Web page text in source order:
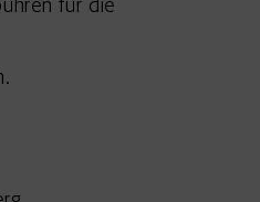
für die